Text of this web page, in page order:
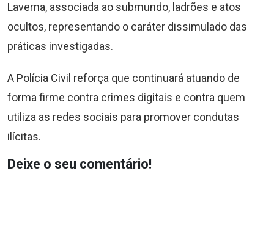
Laverna, associada ao submundo, ladrões e atos
ocultos, representando o caráter dissimulado das
práticas investigadas.
A Polícia Civil reforça que continuará atuando de
forma firme contra crimes digitais e contra quem
utiliza as redes sociais para promover condutas
ilícitas.
Deixe o seu comentário!